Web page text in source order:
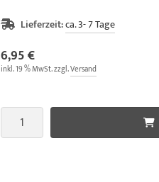
Lieferzeit:ca. 3- 7 Tage
6,95 €
inkl. 19 % MwSt. zzgl.Versand